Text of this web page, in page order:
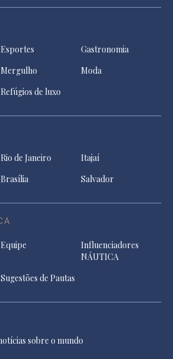
Esportes
Gastronomia
Mergulho
Moda
Refúgios de luxo
Rio de Janeiro
Itajaí
Brasília Salvador
Equipe
Influenciadores
NÁUTICA
Sugestões de Pautas
sobre o mundo